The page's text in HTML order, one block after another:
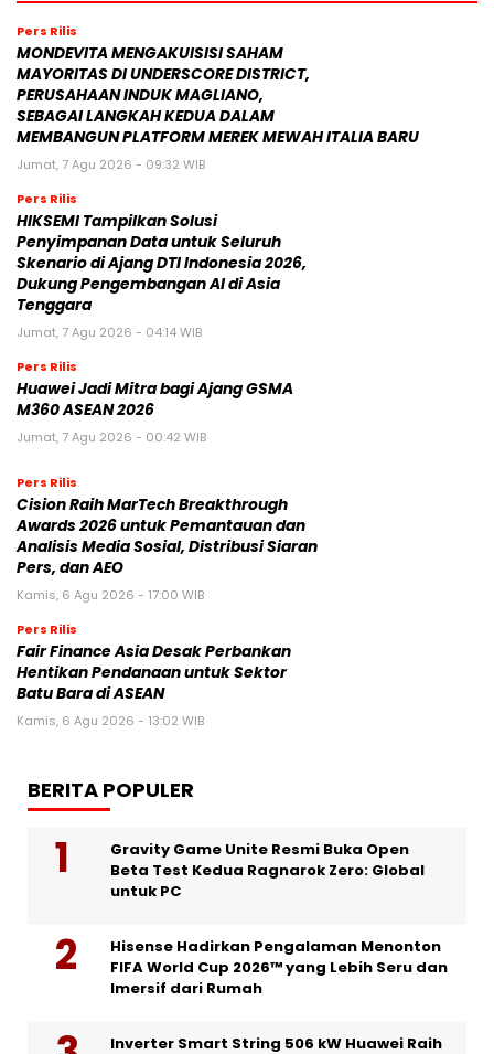
Pers Rilis
MONDEVITA MENGAKUISISI SAHAM
MAYORITAS DI UNDERSCORE DISTRICT,
PERUSAHAAN INDUK MAGLIANO,
SEBAGAI LANGKAH KEDUA DALAM
MEMBANGUN PLATFORM MEREK MEWAH ITALIA BARU
Jumat, 7 Agu 2026 - 09:32 WIB
Pers Rilis
HIKSEMI Tampilkan Solusi
Penyimpanan Data untuk Seluruh
Skenario di Ajang DTI Indonesia 2026,
Dukung Pengembangan AI di Asia
Tenggara
Jumat, 7 Agu 2026 - 04:14 WIB
Pers Rilis
Huawei Jadi Mitra bagi Ajang GSMA
M360 ASEAN 2026
Jumat, 7 Agu 2026 - 00:42 WIB
Pers Rilis
Cision Raih MarTech Breakthrough
Awards 2026 untuk Pemantauan dan
Analisis Media Sosial, Distribusi Siaran
Pers, dan AEO
Kamis, 6 Agu 2026 - 17:00 WIB
Pers Rilis
Fair Finance Asia Desak Perbankan
Hentikan Pendanaan untuk Sektor
Batu Bara di ASEAN
Kamis, 6 Agu 2026 - 13:02 WIB
BERITA POPULER
Gravity Game Unite Resmi Buka Open
Beta Test Kedua Ragnarok Zero: Global
untuk PC
Hisense Hadirkan Pengalaman Menonton
FIFA World Cup 2026™ yang Lebih Seru dan
Imersif dari Rumah
Inverter Smart String 506 kW Huawei Raih